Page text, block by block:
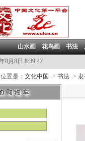
山水画|花鸟画|书法|
8月8日 8:39:48
置是： 文化中国 -> 书法 ->